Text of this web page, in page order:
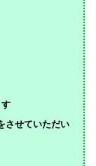
させていただい